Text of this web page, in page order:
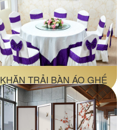
KHĂN TRẢI BÀN ÁO GHẾ